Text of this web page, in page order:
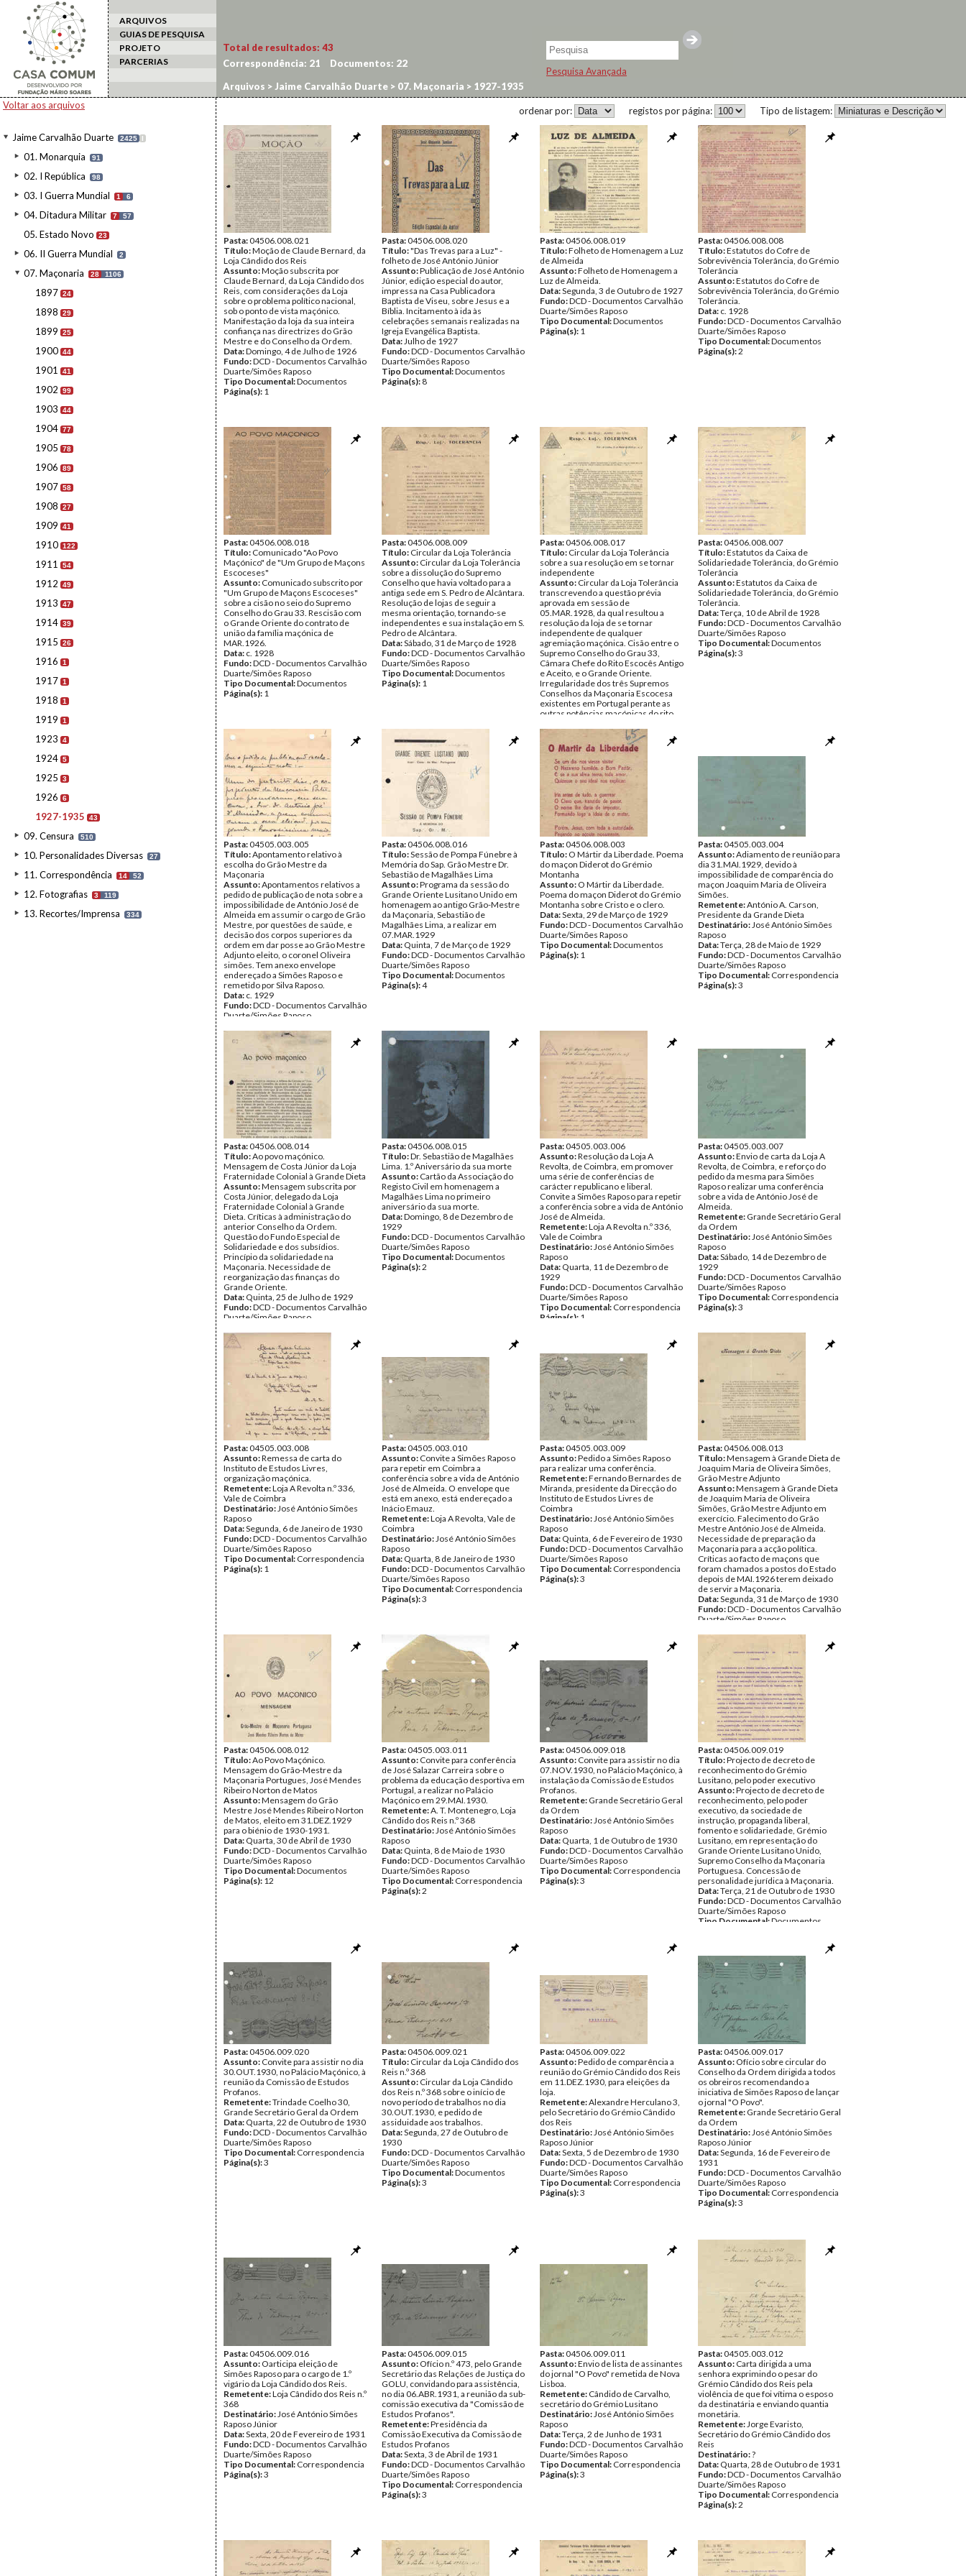
ARQUIVOS
GUIAS DE PESQUISA
PROJETO
PARCERIAS
Pesquisa Avançada
Voltar aos arquivos
Jaime Carvalhão Duarte 2425 I
01. Monarquia 91
02. I República 98
03. I Guerra Mundial 1 6
04. Ditadura Militar 7 57
05. Estado Novo 23
06. II Guerra Mundial 2
07. Maçonaria 28 1106
1897 24
1898 29
1899 25
1900 44
1901 41
1902 99
1903 44
1904 77
1905 78
1906 89
1907 58
1908 27
1909 41
1910 122
1911 54
1912 49
1913 47
1914 39
1915 26
1916 1
1917 1
1918 1
1919 1
1923 4
1924 5
1925 3
1926 6
1927-1935 43
09. Censura 510
10. Personalidades Diversas 27
11. Correspondência 14 52
12. Fotografias 3 119
13. Recortes/Imprensa 334
Total de resultados: 43
Correspondência: 21 Documentos: 22
Arquivos > Jaime Carvalhão Duarte > 07. Maçonaria > 1927-1935
Tipo de listagem:
registos por página:
ordenar por:
Pasta:04506.008.021
Título:Moção de Claude Bernard, da
Loja Cândido dos Reis
Assunto:Moção subscrita por
Claude Bernard, da Loja Cândido dos
Reis, com considerações da Loja
sobre o problema político nacional,
sob o ponto de vista maçónico.
Manifestação da loja da sua inteira
confiança nas directrizes do Grão
Mestre e do Conselho da Ordem.
Data:Domingo, 4 de Julho de 1926
Fundo:DCD - Documentos Carvalhão
Duarte/Simões Raposo
Tipo Documental:Documentos
Página(s): 1
Pasta:04506.008.020
Título:"Das Trevas para a Luz" -
folheto de José António Júnior
Assunto:Publicação de José António
Júnior, edição especial do autor,
impressa na Casa Publicadora
Baptista de Viseu, sobre Jesus e a
Bíblia. Incitamento à ida às
celebrações semanais realizadas na
Igreja Evangélica Baptista.
Data:Julho de 1927
Fundo:DCD - Documentos Carvalhão
Duarte/Simões Raposo
Tipo Documental:Documentos
Página(s): 8
Pasta:04506.008.019
Título:Folheto de Homenagem a Luz
de Almeida
Assunto:Folheto de Homenagem a
Luz de Almeida.
Data:Segunda, 3 de Outubro de 1927
Fundo:DCD - Documentos Carvalhão
Duarte/Simões Raposo
Tipo Documental:Documentos
Página(s): 1
Pasta:04506.008.008
Título:Estatutos do Cofre de
Sobrevivência Tolerância, do Grémio
Tolerância
Assunto:Estatutos do Cofre de
Sobrevivência Tolerância, do Grémio
Tolerância.
Data: c. 1928
Fundo:DCD - Documentos Carvalhão
Duarte/Simões Raposo
Tipo Documental:Documentos
Página(s):2
Pasta:04506.008.018
Título: Comunicado "Ao Povo
Maçónico" de "Um Grupo de Maçons
Escoceses"
Assunto: Comunicado subscrito por
"Um Grupo de Maçons Escoceses"
sobre a cisão no seio do Supremo
Conselho do Grau 33. Rescisão com
o Grande Oriente do contrato de
união da família maçónica de
MAR.1926.
Data: c. 1928
Fundo:DCD - Documentos Carvalhão
Duarte/Simões Raposo
Tipo Documental:Documentos
Página(s): 1
Pasta:04506.008.009
Título: Circular da Loja Tolerância
Assunto: Circular da Loja Tolerância
sobre a dissolução do Supremo
Conselho que havia voltado para a
antiga sede em S. Pedro de Alcântara.
Resolução de lojas de seguir a
mesma orientação, tornando-se
independentes e sua instalação em S.
Pedro de Alcântara.
Data:Sábado, 31 de Março de 1928
Fundo:DCD - Documentos Carvalhão
Duarte/Simões Raposo
Tipo Documental:Documentos
Página(s): 1
Pasta:04506.008.017
Título: Circular da Loja Tolerância
sobre a sua resolução em se tornar
independente
Assunto: Circular da Loja Tolerância
transcrevendo a questão prévia
aprovada em sessão de
05.MAR.1928, da qual resultou a
resolução da loja de se tornar
independente de qualquer
agremiação maçónica. Cisão entre o
Supremo Conselho do Grau 33,
Câmara Chefe do Rito Escocês Antigo
e Aceito, e o Grande Oriente.
Irregularidade dos três Supremos
Conselhos da Maçonaria Escocesa
existentes em Portugal perante as
outras potências maçónicas do rito.
DCD - Documentos Carvalhão
Duarte/Simões Raposo
Tipo Documental:Documentos
Página(s):2
Pasta:04506.008.007
Título:Estatutos da Caixa de
Solidariedade Tolerância, do Grémio
Tolerância
Assunto:Estatutos da Caixa de
Solidariedade Tolerância, do Grémio
Tolerância.
Data:Terça, 10 de Abril de 1928
Fundo:DCD - Documentos Carvalhão
Duarte/Simões Raposo
Tipo Documental:Documentos
Página(s):3
Pasta:04505.003.005
Título:Apontamento relativo à
escolha do Grão Mestre da
Maçonaria
Assunto:Apontamentos relativos a
pedido de publicação de nota sobre a
impossibilidade de António José de
Almeida em assumir o cargo de Grão
Mestre, por questões de saúde, e
decisão dos corpos superiores da
ordem em dar posse ao Grão Mestre
Adjunto eleito, o coronel Oliveira
simões. Tem anexo envelope
endereçado a Simões Raposo e
remetido por Silva Raposo.
Data: c. 1929
Fundo:DCD - Documentos Carvalhão
Duarte/Simões Raposo
7
Pasta:04506.008.016
Título:Sessão de Pompa Fúnebre à
Memória do Sap. Grão Mestre Dr.
Sebastião de Magalhães Lima
Assunto:Programa da sessão do
Grande Oriente Lusitano Unido em
homenagem ao antigo Grão-Mestre
da Maçonaria, Sebastião de
Magalhães Lima, a realizar em
07.MAR.1929
Data: Quinta, 7 de Março de 1929
Fundo:DCD - Documentos Carvalhão
Duarte/Simões Raposo
Tipo Documental:Documentos
Página(s):4
Pasta:04506.008.003
Título: O Mártir da Liberdade. Poema
do maçon Diderot do Grémio
Montanha
Assunto: O Mártir da Liberdade.
Poema do maçon Diderot do Grémio
Montanha sobre Cristo e o clero.
Data:Sexta, 29 de Março de 1929
Fundo:DCD - Documentos Carvalhão
Duarte/Simões Raposo
Tipo Documental:Documentos
Página(s): 1
Pasta:04505.003.004
Assunto:Adiamento de reunião para
dia 31.MAI.1929, devido à
impossibilidade de comparência do
maçon Joaquim Maria de Oliveira
Simões.
Remetente:António A. Carson,
Presidente da Grande Dieta
Destinatário:José António Simões
Raposo
Data:Terça, 28 de Maio de 1929
Fundo:DCD - Documentos Carvalhão
Duarte/Simões Raposo
Tipo Documental: Correspondencia
Página(s):3
Pasta:04506.008.014
Título:Ao povo maçónico.
Mensagem de Costa Júnior da Loja
Fraternidade Colonial à Grande Dieta
Assunto:Mensagem subscrita por
Costa Júnior, delegado da Loja
Fraternidade Colonial à Grande
Dieta. Críticas à administração do
anterior Conselho da Ordem.
Questão do Fundo Especial de
Solidariedade e dos subsídios.
Princípio da solidariedade na
Maçonaria. Necessidade de
reorganização das finanças do
Grande Oriente.
Data: Quinta, 25 de Julho de 1929
Fundo:DCD - Documentos Carvalhão
Duarte/Simões Raposo
Página(s):
Pasta:04506.008.015
Título:Dr. Sebastião de Magalhães
Lima. 1.º Aniversário da sua morte
Assunto: Cartão da Associação do
Registo Civil em homenagem a
Magalhães Lima no primeiro
aniversário da sua morte.
Data:Domingo, 8 de Dezembro de
1929
Fundo:DCD - Documentos Carvalhão
Duarte/Simões Raposo
Tipo Documental:Documentos
Página(s):2
Pasta:04505.003.006
Assunto:Resolução da Loja A
Revolta, de Coimbra, em promover
uma série de conferências de
carácter republicano e liberal.
Convite a Simões Raposo para repetir
a conferência sobre a vida de António
José de Almeida.
Remetente:Loja A Revolta n.º 336,
Vale de Coimbra
Destinatário:José António Simões
Raposo
Data: Quarta, 11 de Dezembro de
1929
Fundo:DCD - Documentos Carvalhão
Duarte/Simões Raposo
Tipo Documental: Correspondencia
Página(s): 1
Pasta:04505.003.007
Assunto:Envio de carta da Loja A
Revolta, de Coimbra, e reforço do
pedido da mesma para Simões
Raposo realizar uma conferência
sobre a vida de António José de
Almeida.
Remetente: Grande Secretário Geral
da Ordem
Destinatário:José António Simões
Raposo
Data:Sábado, 14 de Dezembro de
1929
Fundo:DCD - Documentos Carvalhão
Duarte/Simões Raposo
Tipo Documental: Correspondencia
Página(s):3
Pasta:04505.003.008
Assunto:Remessa de carta do
Instituto de Estudos Livres,
organização maçónica.
Remetente:Loja A Revolta n.º 336,
Vale de Coimbra
Destinatário:José António Simões
Raposo
Data:Segunda, 6 de Janeiro de 1930
Fundo:DCD - Documentos Carvalhão
Duarte/Simões Raposo
Tipo Documental: Correspondencia
Página(s): 1
Pasta:04505.003.010
Assunto: Convite a Simões Raposo
para repetir em Coimbra a
conferência sobre a vida de António
José de Almeida. O envelope que
está em anexo, está endereçado a
Inácio Emauz.
Remetente:Loja A Revolta, Vale de
Coimbra
Destinatário:José António Simões
Raposo
Data: Quarta, 8 de Janeiro de 1930
Fundo:DCD - Documentos Carvalhão
Duarte/Simões Raposo
Tipo Documental: Correspondencia
Página(s):3
Pasta:04505.003.009
Assunto:Pedido a Simões Raposo
para realizar uma conferência.
Remetente:Fernando Bernardes de
Miranda, presidente da Direcção do
Instituto de Estudos Livres de
Coimbra
Destinatário:José António Simões
Raposo
Data: Quinta, 6 de Fevereiro de 1930
Fundo:DCD - Documentos Carvalhão
Duarte/Simões Raposo
Tipo Documental: Correspondencia
Página(s):3
Pasta:04506.008.013
Título:Mensagem à Grande Dieta de
Joaquim Maria de Oliveira Simões,
Grão Mestre Adjunto
Assunto:Mensagem à Grande Dieta
de Joaquim Maria de Oliveira
Simões, Grão Mestre Adjunto em
exercício. Falecimento do Grão
Mestre António José de Almeida.
Necessidade de preparação da
Maçonaria para a acção política.
Críticas ao facto de maçons que
foram chamados a postos do Estado
depois de MAI.1926 terem deixado
de servir a Maçonaria.
Data:Segunda, 31 de Março de 1930
Fundo:DCD - Documentos Carvalhão
Duarte/Simões Raposo
Pasta:04506.008.012
Título:Ao Povo Maçónico.
Mensagem do Grão-Mestre da
Maçonaria Portugues, José Mendes
Ribeiro Norton de Matos
Assunto:Mensagem do Grão
Mestre José Mendes Ribeiro Norton
de Matos, eleito em 31.DEZ.1929
para o biénio de 1930-1931.
Data: Quarta, 30 de Abril de 1930
Fundo:DCD - Documentos Carvalhão
Duarte/Simões Raposo
Tipo Documental:Documentos
Página(s): 12
Pasta:04505.003.011
Assunto: Convite para conferência
de José Salazar Carreira sobre o
problema da educação desportiva em
Portugal, a realizar no Palácio
Maçónico em 29.MAI.1930.
Remetente:A. T. Montenegro, Loja
Cândido dos Reis n.º 368
Destinatário:José António Simões
Raposo
Data: Quinta, 8 de Maio de 1930
Fundo:DCD - Documentos Carvalhão
Duarte/Simões Raposo
Tipo Documental: Correspondencia
Página(s):2
Pasta:04506.009.018
Assunto: Convite para assistir no dia
07.NOV.1930, no Palácio Maçónico, à
instalação da Comissão de Estudos
Profanos.
Remetente: Grande Secretário Geral
da Ordem
Destinatário:José António Simões
Raposo
Data: Quarta, 1 de Outubro de 1930
Fundo:DCD - Documentos Carvalhão
Duarte/Simões Raposo
Tipo Documental: Correspondencia
Página(s):3
Pasta:04506.009.019
Título:Projecto de decreto de
reconhecimento do Grémio
Lusitano, pelo poder executivo
Assunto:Projecto de decreto de
reconhecimento, pelo poder
executivo, da sociedade de
instrução, propaganda liberal,
fomento e solidariedade, Grémio
Lusitano, em representação do
Grande Oriente Lusitano Unido,
Supremo Conselho da Maçonaria
Portuguesa. Concessão de
personalidade jurídica à Maçonaria.
Data:Terça, 21 de Outubro de 1930
Fundo:DCD - Documentos Carvalhão
Duarte/Simões Raposo
Tipo Documental:Documentos
Pasta:04506.009.020
Assunto: Convite para assistir no dia
30.OUT.1930, no Palácio Maçónico, à
reunião da Comissão de Estudos
Profanos.
Remetente:Trindade Coelho 30,
Grande Secretário Geral da Ordem
Data: Quarta, 22 de Outubro de 1930
Fundo:DCD - Documentos Carvalhão
Duarte/Simões Raposo
Tipo Documental: Correspondencia
Página(s):3
Pasta:04506.009.021
Título: Circular da Loja Cândido dos
Reis n.º 368
Assunto: Circular da Loja Cândido
dos Reis n.º 368 sobre o início de
novo período de trabalhos no dia
30.OUT.1930, e pedido de
assiduidade aos trabalhos.
Data:Segunda, 27 de Outubro de
1930
Fundo:DCD - Documentos Carvalhão
Duarte/Simões Raposo
Tipo Documental:Documentos
Página(s):3
Pasta:04506.009.022
Assunto:Pedido de comparência a
reunião do Grémio Cândido dos Reis
em 11.DEZ.1930, para eleições da
loja.
Remetente:Alexandre Herculano 3,
pelo Secretário do Grémio Cândido
dos Reis
Destinatário:José António Simões
Raposo Júnior
Data:Sexta, 5 de Dezembro de 1930
Fundo:DCD - Documentos Carvalhão
Duarte/Simões Raposo
Tipo Documental: Correspondencia
Página(s):3
Pasta:04506.009.017
Assunto: Ofício sobre circular do
Conselho da Ordem dirigida a todos
os obreiros recomendando a
iniciativa de Simões Raposo de lançar
o jornal "O Povo".
Remetente: Grande Secretário Geral
da Ordem
Destinatário:José António Simões
Raposo Júnior
Data:Segunda, 16 de Fevereiro de
1931
Fundo:DCD - Documentos Carvalhão
Duarte/Simões Raposo
Tipo Documental: Correspondencia
Página(s):3
Pasta:04506.009.016
Assunto: Oarticipa eleição de
Simões Raposo para o cargo de 1.º
vigário da Loja Cândido dos Reis.
Remetente:Loja Cândido dos Reis n.º
368
Destinatário:José António Simões
Raposo Júnior
Data:Sexta, 20 de Fevereiro de 1931
Fundo:DCD - Documentos Carvalhão
Duarte/Simões Raposo
Tipo Documental: Correspondencia
Página(s):3
Pasta:04506.009.015
Assunto: Ofício n.º 473, pelo Grande
Secretário das Relações de Justiça do
GOLU, convidando para assistência,
no dia 06.ABR.1931, a reunião da sub-
comissão executiva da "Comissão de
Estudos Profanos".
Remetente:Presidência da
Comissão Executiva da Comissão de
Estudos Profanos
Data:Sexta, 3 de Abril de 1931
Fundo:DCD - Documentos Carvalhão
Duarte/Simões Raposo
Tipo Documental: Correspondencia
Página(s):3
Pasta:04506.009.011
Assunto:Envio de lista de assinantes
do jornal "O Povo" remetida de Nova
Lisboa.
Remetente: Cândido de Carvalho,
secretário do Grémio Lusitano
Destinatário:José António Simões
Raposo
Data:Terça, 2 de Junho de 1931
Fundo:DCD - Documentos Carvalhão
Duarte/Simões Raposo
Tipo Documental: Correspondencia
Página(s):3
Pasta:04505.003.012
Assunto: Carta dirigida a uma
senhora exprimindo o pesar do
Grémio Cândido dos Reis pela
violência de que foi vítima o esposo
da destinatária e enviando quantia
monetária.
Remetente:Jorge Evaristo,
Secretário do Grémio Cândido dos
Reis
Destinatário:?
Data: Quarta, 28 de Outubro de 1931
Fundo:DCD - Documentos Carvalhão
Duarte/Simões Raposo
Tipo Documental: Correspondencia
Página(s):2